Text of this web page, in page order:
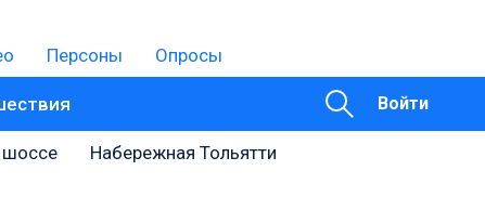
Персоны Опросы
Войти
шоссе
Набережная Тольятти